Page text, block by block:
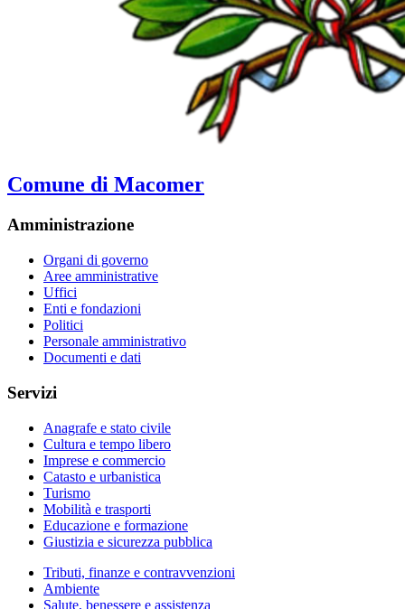
Comune di Macomer
Amministrazione
Organi di governo
Aree amministrative
Uffici
Enti e fondazioni
Politici
Personale amministrativo
Documenti e dati
Servizi
Anagrafe e stato civile
Cultura e tempo libero
Imprese e commercio
Catasto e urbanistica
Turismo
Mobilità e trasporti
Educazione e formazione
Giustizia e sicurezza pubblica
Tributi, finanze e contravvenzioni
Ambiente
Salute, benessere e assistenza